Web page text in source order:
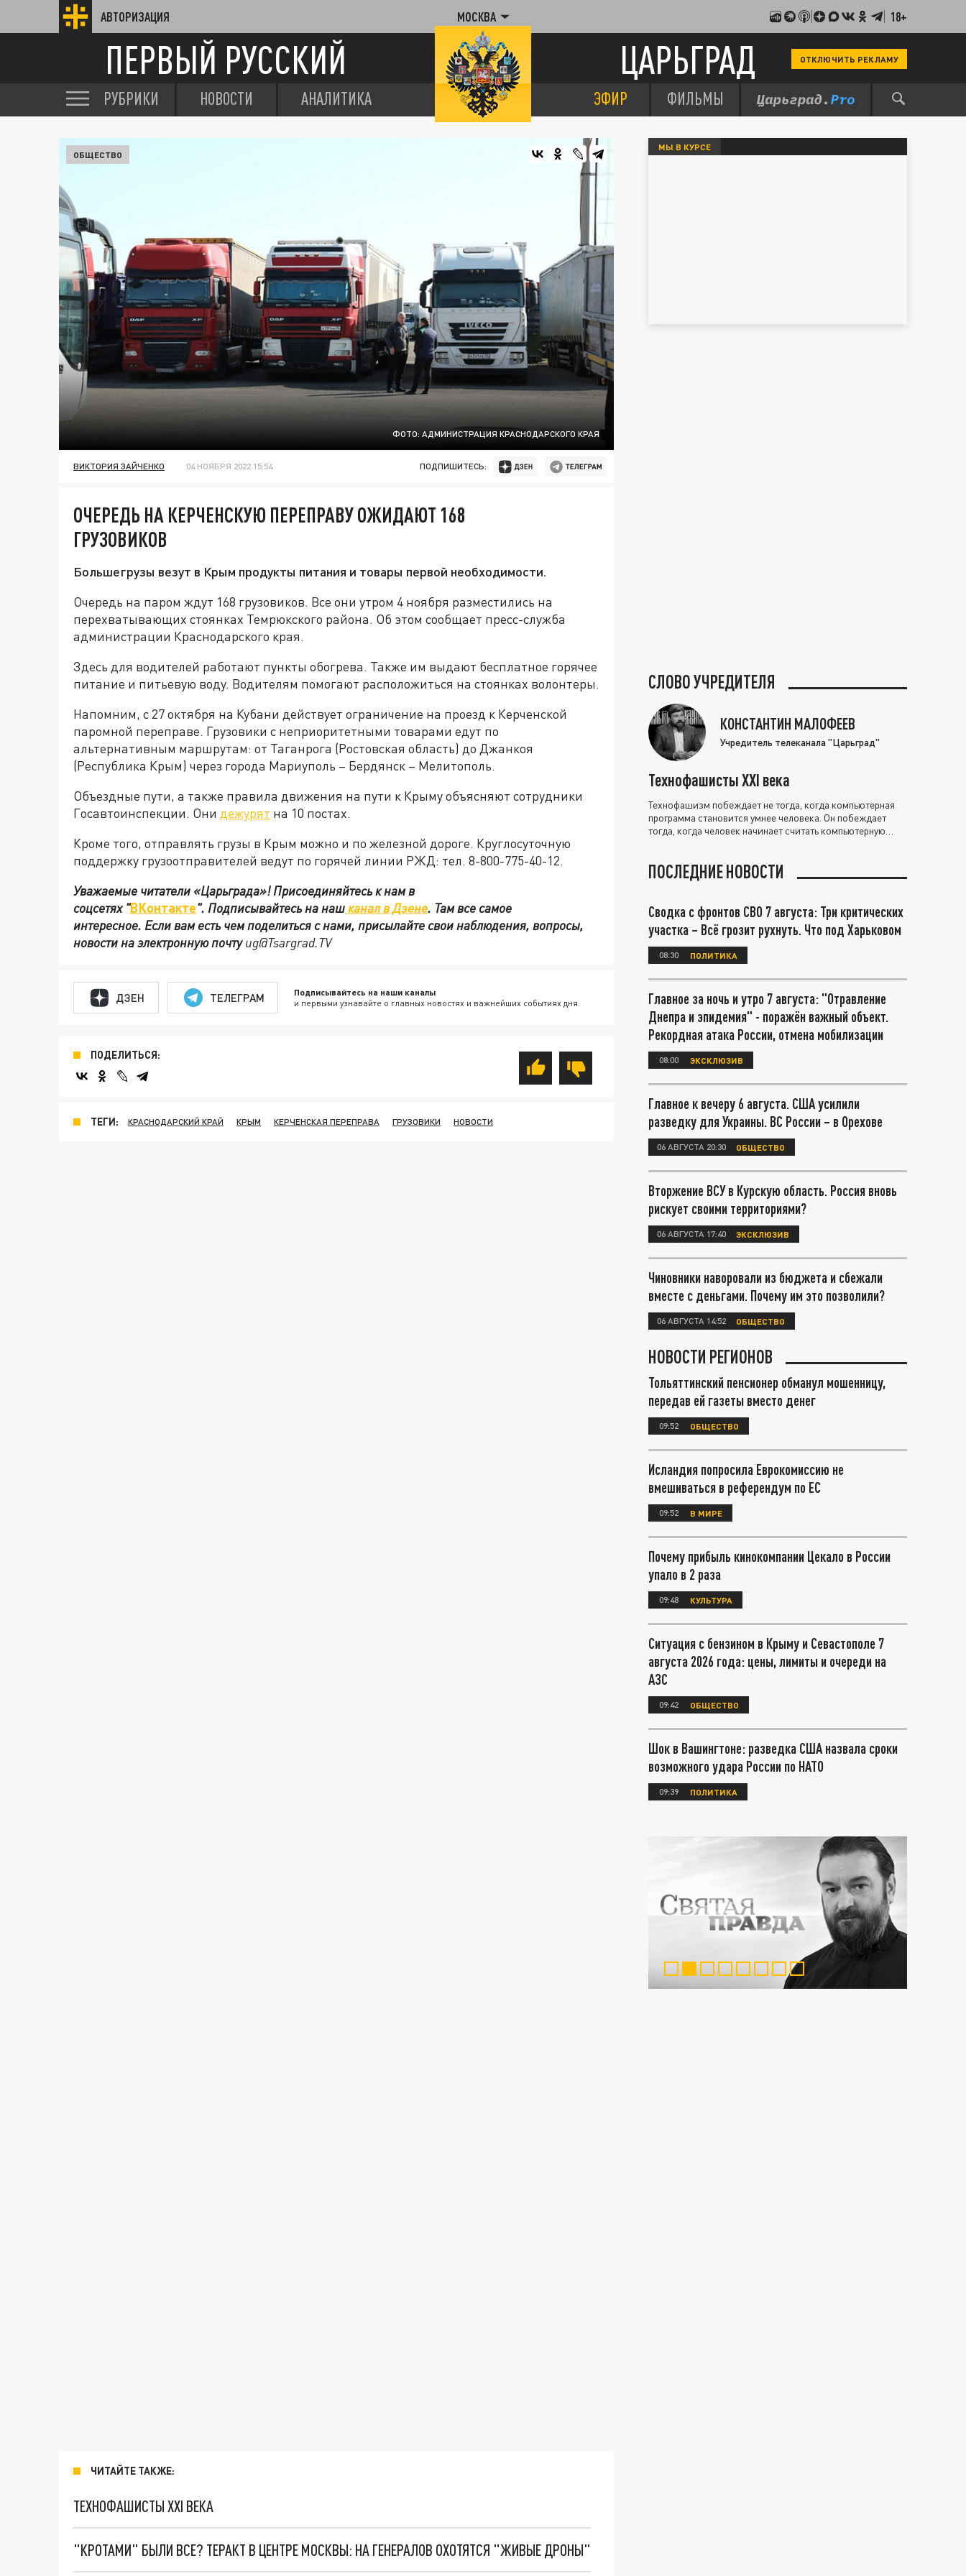
АВТОРИЗАЦИЯ МОСКВА 18+
ПЕРВЫЙ РУССКИЙ ЦАРЬГРАД ОТКЛЮЧИТЬ РЕКЛАМУ
РУБРИКИ НОВОСТИ АНАЛИТИКА ЭФИР ФИЛЬМЫ
ФОТО: АДМИНИСТРАЦИЯ КРАСНОДАРСКОГО КРАЯ
ОБЩЕСТВО
ВИКТОРИЯ ЗАЙЧЕНКО 04 НОЯБРЯ 2022 15:54 ПОДПИШИТЕСЬ:
ОЧЕРЕДЬ НА КЕРЧЕНСКУЮ ПЕРЕПРАВУ ОЖИДАЮТ 168
ГРУЗОВИКОВ
Большегрузы везут в Крым продукты питания и товары первой необходимости.
Очередь на паром ждут 168 грузовиков. Все они утром 4 ноября разместились на
перехватывающих стоянках Темрюкского района. Об этом сообщает пресс-служба
администрации Краснодарского края.
Здесь для водителей работают пункты обогрева. Также им выдают бесплатное горячее
питание и питьевую воду. Водителям помогают расположиться на стоянках волонтеры.
Напомним, с 27 октября на Кубани действует ограничение на проезд к Керченской
паромной переправе. Грузовики с неприоритетными товарами едут по
альтернативным маршрутам: от Таганрога (Ростовская область) до Джанкоя
(Республика Крым) через города Мариуполь – Бердянск – Мелитополь.
Объездные пути, а также правила движения на пути к Крыму объясняют сотрудники
Госавтоинспекции. Они дежурят на 10 постах.
Кроме того, отправлять грузы в Крым можно и по железной дороге. Круглосуточную
поддержку грузоотправителей ведут по горячей линии РЖД: тел. 8-800-775-40-12.
Уважаемые читатели «Царьграда»!Присоединяйтесь к нам в
соцсетях"ВКонтакте". Подписывайтесь на нашканал в Дзене. Там все самое
интересное. Если вам есть чем поделиться с нами, присылайте свои наблюдения, вопросы,
новости на электронную почтуug@Tsargrad.TV
ДЗЕН ТЕЛЕГРАМ Подписывайтесь на наши каналы
и первыми узнавайте о главных новостях и важнейших событиях дня.
ПОДЕЛИТЬСЯ:
ТЕГИ: КРАСНОДАРСКИЙ КРАЙ КРЫМ КЕРЧЕНСКАЯ ПЕРЕПРАВА ГРУЗОВИКИ НОВОСТИ
ЧИТАЙТЕ ТАКЖЕ:
ТЕХНОФАШИСТЫ XXI ВЕКА
"КРОТАМИ" БЫЛИ ВСЕ? ТЕРАКТ В ЦЕНТРЕ МОСКВЫ: НА ГЕНЕРАЛОВ ОХОТЯТСЯ "ЖИВЫЕ ДРОНЫ"
МЫ В КУРСЕ
СЛОВО УЧРЕДИТЕЛЯ
КОНСТАНТИН МАЛОФЕЕВ
Учредитель телеканала "Царьград"
Технофашисты XXI века
Технофашизм побеждает не тогда, когда компьютерная
программа становится умнее человека. Он побеждает
тогда, когда человек начинает считать компьютерную
ПОСЛЕДНИЕ НОВОСТИ
Сводка с фронтов СВО 7 августа: Три критических
участка – Всё грозит рухнуть. Что под Харьковом
08:30 ПОЛИТИКА
Главное за ночь и утро 7 августа: "Отравление
Днепра и эпидемия" - поражён важный объект.
Рекордная атака России, отмена мобилизации
08:00 ЭКСКЛЮЗИВ
Главное к вечеру 6 августа. США усилили
разведку для Украины. ВС России – в Орехове
06 АВГУСТА 20:30 ОБЩЕСТВО
Вторжение ВСУ в Курскую область. Россия вновь
рискует своими территориями?
06 АВГУСТА 17:40 ЭКСКЛЮЗИВ
Чиновники наворовали из бюджета и сбежали
вместе с деньгами. Почему им это позволили?
06 АВГУСТА 14:52 ОБЩЕСТВО
НОВОСТИ РЕГИОНОВ
Тольяттинский пенсионер обманул мошенницу,
передав ей газеты вместо денег
09:52 ОБЩЕСТВО
Исландия попросила Еврокомиссию не
вмешиваться в референдум по ЕС
09:52 В МИРЕ
Почему прибыль кинокомпании Цекало в России
упало в 2 раза
09:48 КУЛЬТУРА
Ситуация с бензином в Крыму и Севастополе 7
августа 2026 года: цены, лимиты и очереди на
АЗС
09:42 ОБЩЕСТВО
Шок в Вашингтоне: разведка США назвала сроки
возможного удара России по НАТО
09:39 ПОЛИТИКА